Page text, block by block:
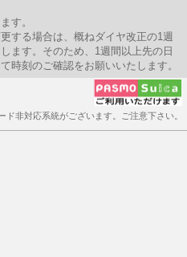
す。
する場合は、概ねダイヤ改正の1週
ます。そのため、1週間以上先の日
時刻のご確認をお願いいたします。
ド非対応系統がございます。ご注意下さい。